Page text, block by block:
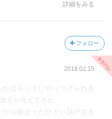
詳細をみる
フォロー
2018.02.15
ぼろくそにやっつけられる
去が見えてきた。
ら始まったひどい話の生き